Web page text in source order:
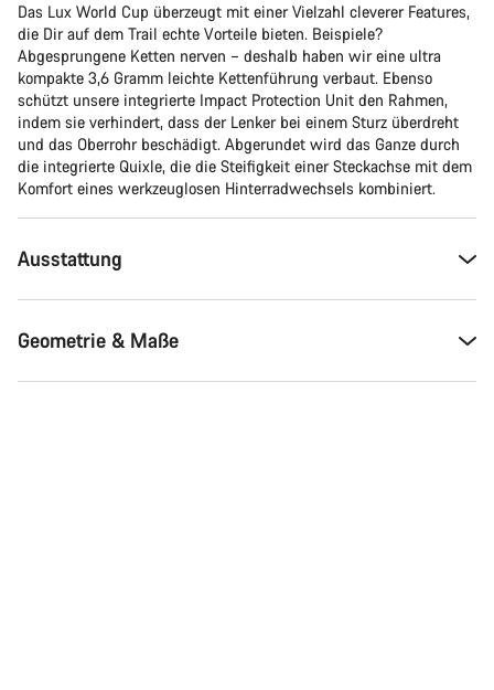
Das Lux World Cup überzeugt mit einer Vielzahl cleverer Features,
die Dir auf dem Trail echte Vorteile bieten. Beispiele?
Abgesprungene Ketten nerven – deshalb haben wir eine ultra
kompakte 3,6 Gramm leichte Kettenführung verbaut. Ebenso
schützt unsere integrierte Impact Protection Unit den Rahmen,
indem sie verhindert, dass der Lenker bei einem Sturz überdreht
und das Oberrohr beschädigt. Abgerundet wird das Ganze durch
die integrierte Quixle, die die Steifigkeit einer Steckachse mit dem
Komfort eines werkzeuglosen Hinterradwechsels kombiniert.
Ausstattung
Geometrie & Maße